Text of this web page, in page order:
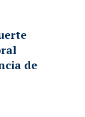
de